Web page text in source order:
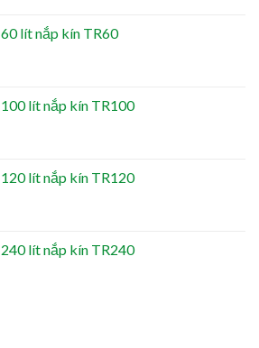
lít nắp kín TR60
lít nắp kín TR100
lít nắp kín TR120
lít nắp kín TR240